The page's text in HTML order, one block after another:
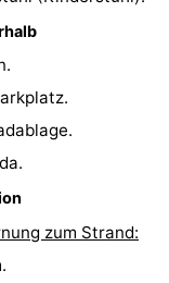
zum Strand: